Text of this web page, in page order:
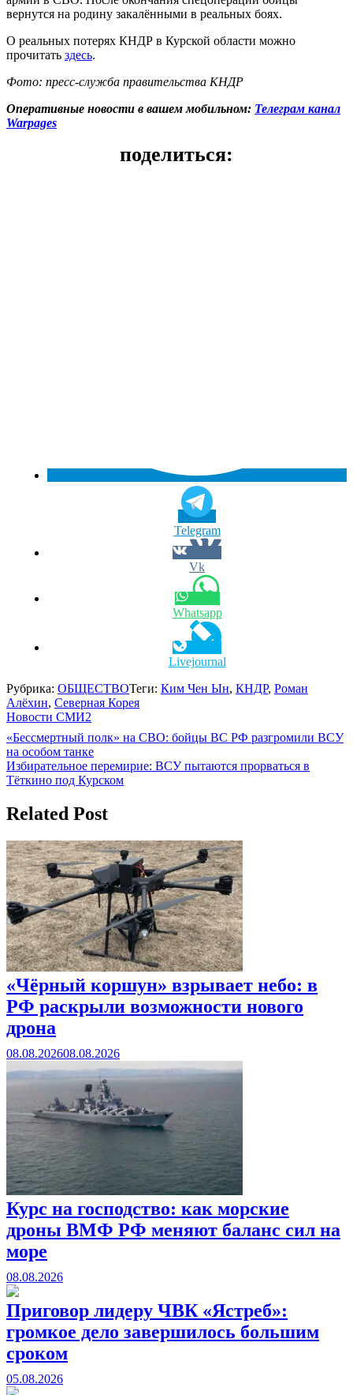
вернутся на родину закалёнными в реальных боях.
О реальных потерях КНДР в Курской области можно
прочитать здесь.
Фото: пресс-служба правительства КНДР
Оперативные новости в вашем мобильном: Телеграм канал
Warpages
поделиться:
Telegram
Vk
Whatsapp
Livejournal
Рубрика: ОБЩЕСТВОТеги: Ким Чен Ын, КНДР, Роман
Алёхин, Северная Корея
Новости СМИ2
Навигация
по
записям
«Бессмертный полк» на СВО: бойцы ВС РФ разгромили ВСУ
на особом танке
Избирательное перемирие: ВСУ пытаются прорваться в
Тёткино под Курском
Related Post
«Чёрный коршун» взрывает небо: в
РФ раскрыли возможности нового
дрона
08.08.202608.08.2026
Курс на господство: как морские
дроны ВМФ РФ меняют баланс сил на
море
08.08.2026
Приговор лидеру ЧВК «Ястреб»:
громкое дело завершилось большим
сроком
05.08.2026